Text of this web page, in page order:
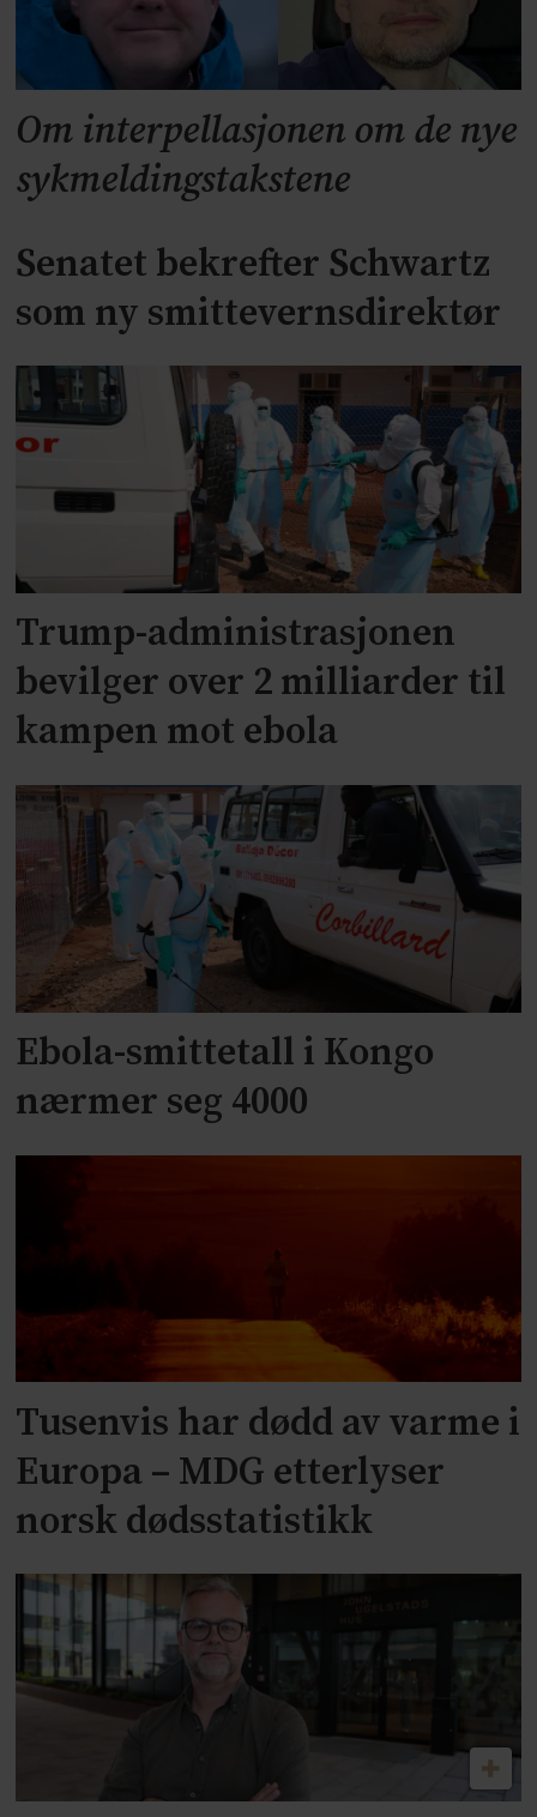
Om interpellasjonen om de nye
sykmeldingstakstene
Senatet bekrefter Schwartz
som ny smittevernsdirektør
Trump-administrasjonen
bevilger over 2 milliarder til
kampen mot ebola
Ebola-smittetall i Kongo
nærmer seg 4000
Tusenvis har dødd av varme i
Europa – MDG etterlyser
norsk dødsstatistikk